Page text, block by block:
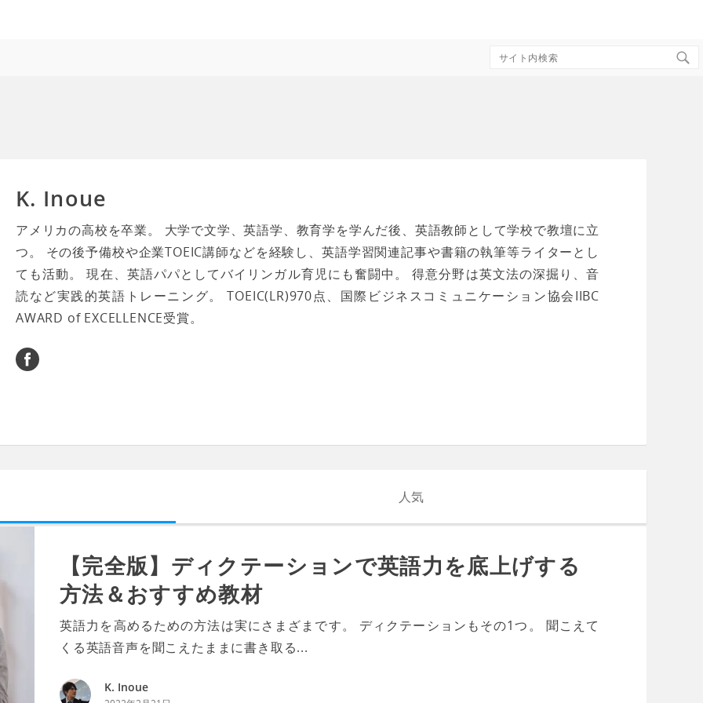
Search
K. Inoue
アメリカの高校を卒業。 大学で文学、英語学、教育学を学んだ後、英語教師として学校で教壇に立
つ。 その後予備校や企業TOEIC講師などを経験し、英語学習関連記事や書籍の執筆等ライターとし
ても活動。 現在、英語パパとしてバイリンガル育児にも奮闘中。 得意分野は英文法の深掘り、音
読など実践的英語トレーニング。 TOEIC(LR)970点、国際ビジネスコミュニケーション協会IIBC
AWARD of EXCELLENCE受賞。
人気
【完全版】ディクテーションで英語力を底上げする
方法＆おすすめ教材
英語力を高めるための方法は実にさまざまです。 ディクテーションもその1つ。 聞こえて
くる英語音声を聞こえたままに書き取る...
K. Inoue